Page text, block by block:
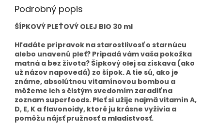
Podrobný popis
ŠÍPKOVÝ PLEŤOVÝ OLEJ BIO 30 ml
Hľadáte prípravok na starostlivosť o starnúcu
alebo unavenú pleť? Pripadá vám vaša pokožka
matná a bez života? Šípkový olej sa získava (ako
už názov napovedá) zo šípok. A tie sú, ako je
známe, absolútnou vitamínovou bombou a
môžeme ich s čistým svedomím zaradiť na
zoznam superfoods. Pleť si užije najmä vitamín A,
D, E, K a flavonoidy, ktoré ju krásne vyživia a
pomôžu nájsť pružnosť a mladistvosť.